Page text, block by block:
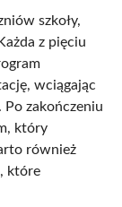
szkoły,
z pięciu
wciągając
zakończeniu
który
również
które